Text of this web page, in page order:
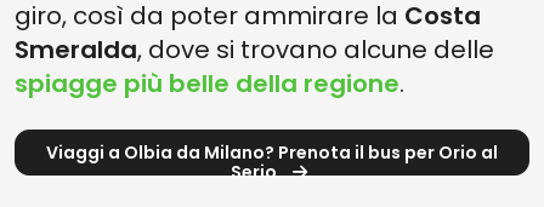
giro, così da poter ammirare la Costa
Smeralda, dove si trovano alcune delle
spiagge più belle della regione.
Viaggi a Olbia da Milano? Prenota il bus per Orio al
Serio